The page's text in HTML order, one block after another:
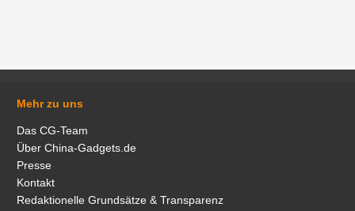
Mehr zu uns
Das CG-Team
Über China-Gadgets.de
Presse
Kontakt
Redaktionelle Grundsätze & Transparenz